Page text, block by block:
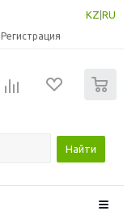
KZ RU
Регистрация
Найти